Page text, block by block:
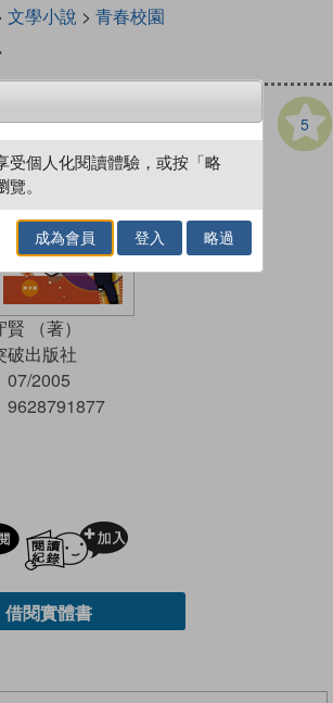
文學小說 > 青春校園
5
賢 （著）
破出版社
07/2005
9628791877
試閲
借閱實體書
受個人化閱讀體驗，或按「略
。
成為會員 登入 略過